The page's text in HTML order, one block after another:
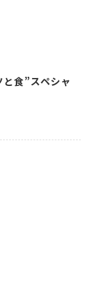
食”スペシャ